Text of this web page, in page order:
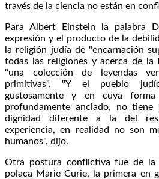
través de la ciencia no están en
Para Albert Einstein la palabra
expresión y el producto de la
la religión judía de "encarnación
todas las religiones y acerca de la
"una colección de leyendas
primitivas". "Y el pueblo
gustosamente y en cuya
profundamente anclado, no
dignidad diferente a la del
experiencia, en realidad no son
humanos", dijo.
Otra postura conflictiva fue de la
polaca Marie Curie, la primera en